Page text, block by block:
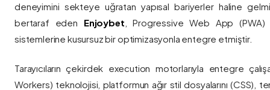
deneyimini sekteye uğratan yapısal bariyerler haline
bertaraf eden Enjoybet , Progressive Web App (PWA)
sistemlerine kusursuz bir optimizasyonla entegre etmiştir.
Tarayıcıların çekirdek execution motorlarıyla entegre
Workers) teknolojisi, platformun ağır stil dosyalarını (CSS),